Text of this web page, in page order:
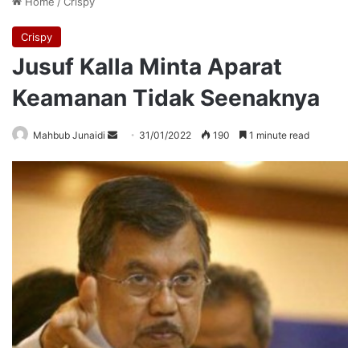
Crispy
Jusuf Kalla Minta Aparat
Keamanan Tidak Seenaknya
Mahbub Junaidi
Send
email
31/01/2022 190 1 minute read